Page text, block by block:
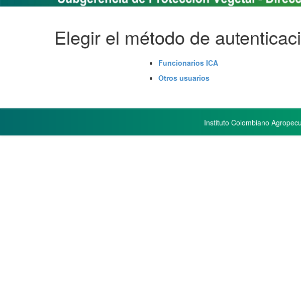
Elegir el método de
Funcionarios ICA
Otros usuarios
Instituto Colombiano